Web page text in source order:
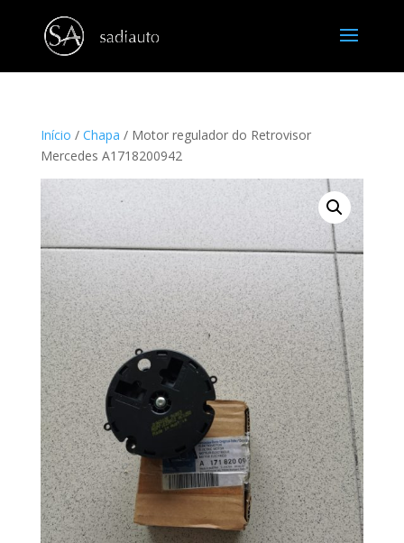
Início / Chapa / Motor regulador do Retrovisor
Mercedes A1718200942